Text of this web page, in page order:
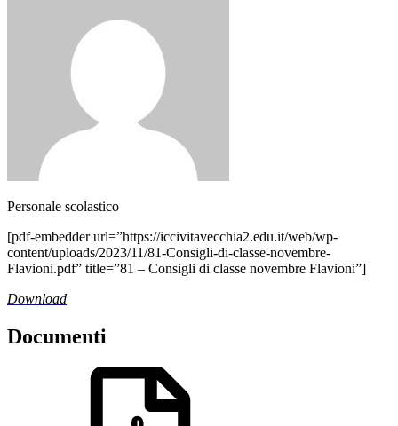
Personale scolastico
[pdf-embedder url=”https://iccivitavecchia2.edu.it/web/wp-
content/uploads/2023/11/81-Consigli-di-classe-novembre-
Flavioni.pdf” title=”81 – Consigli di classe novembre Flavioni”]
Download
Documenti